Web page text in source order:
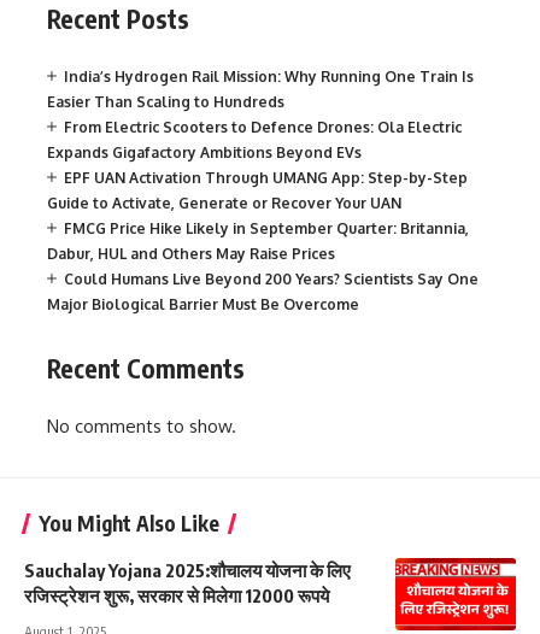
Recent Posts
India’s Hydrogen Rail Mission: Why Running One Train Is
Easier Than Scaling to Hundreds
From Electric Scooters to Defence Drones: Ola Electric
Expands Gigafactory Ambitions Beyond EVs
EPF UAN Activation Through UMANG App: Step-by-Step
Guide to Activate, Generate or Recover Your UAN
FMCG Price Hike Likely in September Quarter: Britannia,
Dabur, HUL and Others May Raise Prices
Could Humans Live Beyond 200 Years? Scientists Say One
Major Biological Barrier Must Be Overcome
Recent Comments
No comments to show.
You Might Also Like
Sauchalay Yojana 2025:शौचालय योजना के लिए
रजिस्ट्रेशन शुरू, सरकार से मिलेगा 12000 रूपये